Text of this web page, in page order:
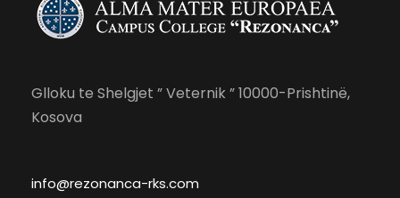
Glloku te Shelgjet ” Veternik ” 10000-Prishtinë,
Kosova
info@rezonanca-rks.com